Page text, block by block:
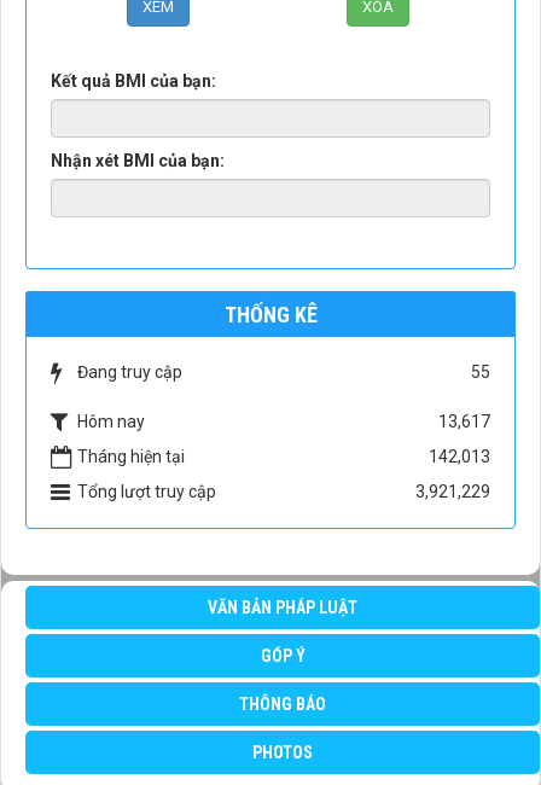
Kết quả BMI của bạn:
Nhận xét BMI của bạn:
THỐNG KÊ
Đang truy cập 55
Hôm nay
13,617
Tháng hiện tại
142,013
Tổng lượt truy cập
3,921,229
VĂN BẢN PHÁP LUẬT
GÓP Ý
THÔNG BÁO
PHOTOS